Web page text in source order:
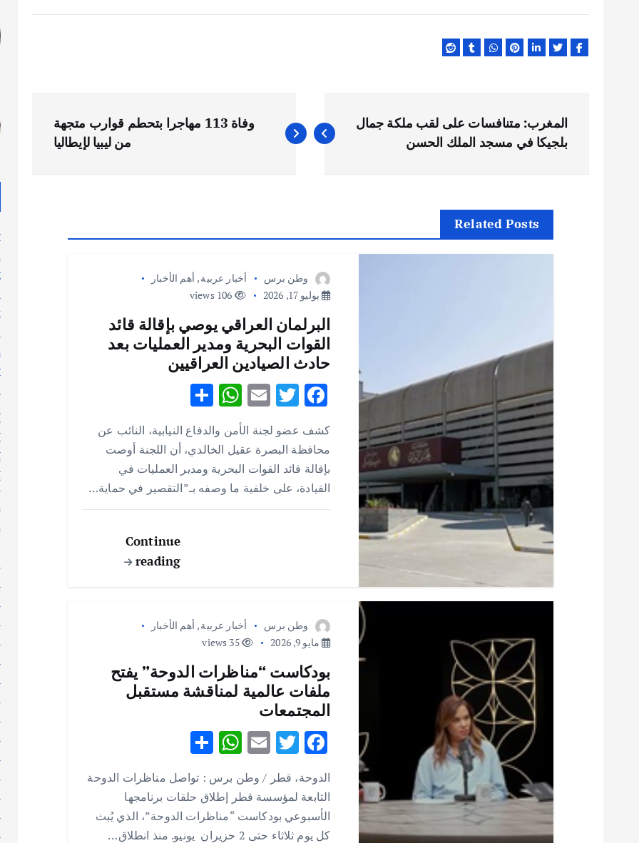
ص
المغرب: متنافسات على لقب ملكة جمال
بلجيكا في مسجد الملك الحسن
وفاة 113 مهاجرا بتحطم قوارب متجهة
من ليبيا لإيطاليا
Related Posts
وطن برس أخبار عربية, أهم الأخبار
يوليو 17, 2026
البرلمان العراقي يوصي بإقالة قائد
القوات البحرية ومدير العمليات بعد
حادث الصيادين العراقيين
F
e
b
o
o
T
w
it
te
r
E
m
ai
l
W
h
at
s
A
p
S
h
ar
e
كشف عضو لجنة الأمن والدفاع النيابية، النائب عن
محافظة البصرة عقيل الخالدي، أن اللجنة أوصت
بإقالة قائد القوات البحرية ومدير العمليات في
القيادة، على خلفية ما وصفه بـ”التقصير في حماية…
Continue
reading
وطن برس أخبار عربية, أهم الأخبار
مايو 9, 2026
35 views
بودكاست “مناظرات الدوحة” يفتح
ملفات عالمية لمناقشة مستقبل
المجتمعات
F
e
b
o
T
it
te
r
E
m
ai
l
W
at
s
A
S
h
ar
e
الدوحة، قطر / وطن برس : تواصل مناظرات الدوحة
التابعة لمؤسسة قطر إطلاق حلقات برنامجها
الأسبوعي بودكاست “مناظرات الدوحة”، الذي يُبث
كل يوم ثلاثاء حتى 2 حزيران يونيو. منذ انطلاق…